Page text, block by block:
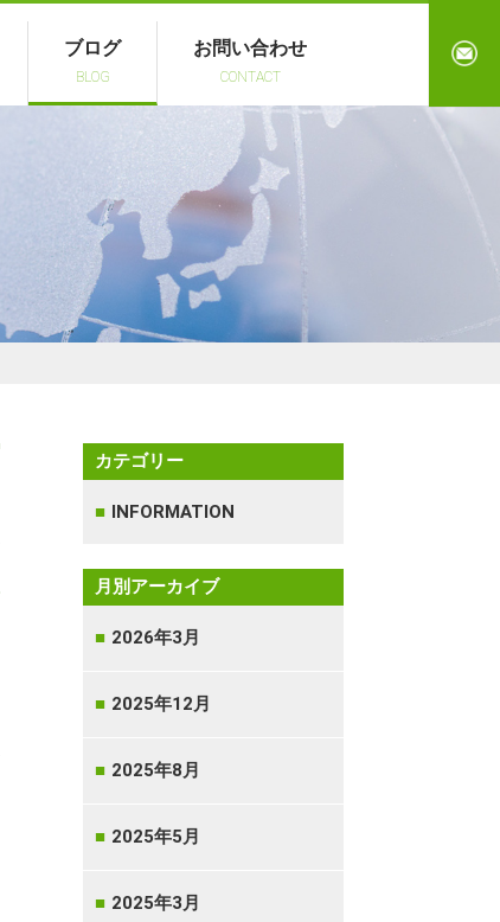
ブログ
BLOG
お問い合わせ
CONTACT
カテゴリー
INFORMATION
月別アーカイブ
2026年3月
2025年12月
2025年8月
2025年5月
2025年3月